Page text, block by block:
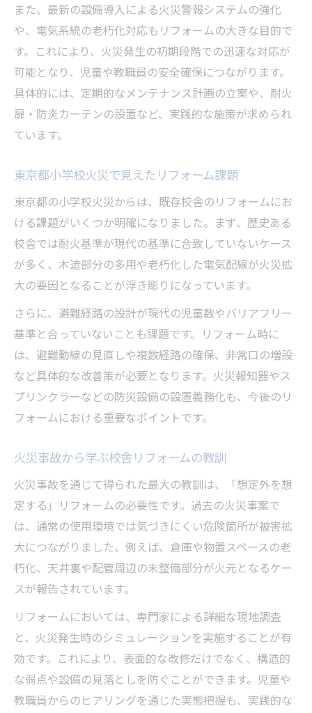
リフォームで避難動線の確保を徹底する重
要性
校舎構造とリフォームによる避難環境の最
適化
東京都小学校火災で問われた設備管理と改修
設備点検とリフォームが防災につながる理
由
改修による設備安全性の向上を目指す
リフォームを活用した設備管理体制の見直
し
子供たちの安全確保にリフォームがもたらす変
化
リフォームが子供たちの安全環境に与える
影響
校舎リフォームで安心の学習環境を実現
子供目線で考えるリフォームの重要ポイン
ト
今後の地域防災強化へ向けた校舎改修のすすめ
リフォームによる地域防災力向上へのアプ
校舎改修が地域防災意識に与える影響とは
リフォームで築く安心の防災拠点づくり
地域全体で進める校舎リフォームの意義
リフォーム推進と連携した防災活動の展開
また、最新の設備導入による火災警報システムの強化
や、電気系統の老朽化対応もリフォームの大きな目的で
す。これにより、火災発生の初期段階での迅速な対応が
可能となり、児童や教職員の安全確保につながります。
具体的には、定期的なメンテナンス計画の立案や、耐火
扉・防炎カーテンの設置など、実践的な施策が求められ
ています。
東京都小学校火災で見えたリフォーム課題
東京都の小学校火災からは、既存校舎のリフォームにお
ける課題がいくつか明確になりました。まず、歴史ある
校舎では耐火基準が現代の基準に合致していないケース
が多く、木造部分の多用や老朽化した電気配線が火災拡
大の要因となることが浮き彫りになっています。
さらに、避難経路の設計が現代の児童数やバリアフリー
基準と合っていないことも課題です。リフォーム時に
は、避難動線の見直しや複数経路の確保、非常口の増設
など具体的な改善策が必要となります。火災報知器やス
プリンクラーなどの防災設備の設置義務化も、今後のリ
フォームにおける重要なポイントです。
火災事故から学ぶ校舎リフォームの教訓
火災事故を通じて得られた最大の教訓は、「想定外を想
定する」リフォームの必要性です。過去の火災事案で
は、通常の使用環境では気づきにくい危険箇所が被害拡
大につながりました。例えば、倉庫や物置スペースの老
朽化、天井裏や配管周辺の未整備部分が火元となるケー
スが報告されています。
リフォームにおいては、専門家による詳細な現地調査
と、火災発生時のシミュレーションを実施することが有
効です。これにより、表面的な改修だけでなく、構造的
な弱点や設備の見落としを防ぐことができます。児童や
教職員からのヒアリングを通じた実態把握も、実践的な